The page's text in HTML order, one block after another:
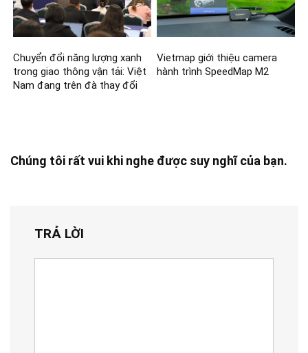
Chuyển đổi năng lượng xanh
trong giao thông vận tải: Việt
Nam đang trên đà thay đổi
Vietmap giới thiệu camera
hành trình SpeedMap M2
Chúng tôi rất vui khi nghe được suy nghĩ của bạn.
TRẢ LỜI